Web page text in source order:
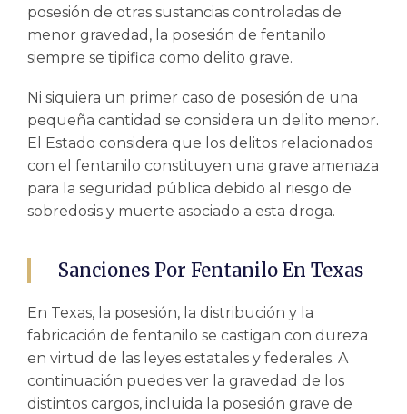
posesión de otras sustancias controladas de
menor gravedad, la posesión de fentanilo
siempre se tipifica como delito grave.
Ni siquiera un primer caso de posesión de una
pequeña cantidad se considera un delito menor.
El Estado considera que los delitos relacionados
con el fentanilo constituyen una grave amenaza
para la seguridad pública debido al riesgo de
sobredosis y muerte asociado a esta droga.
Sanciones Por Fentanilo En Texas
En Texas, la posesión, la distribución y la
fabricación de fentanilo se castigan con dureza
en virtud de las leyes estatales y federales. A
continuación puedes ver la gravedad de los
distintos cargos, incluida la posesión grave de